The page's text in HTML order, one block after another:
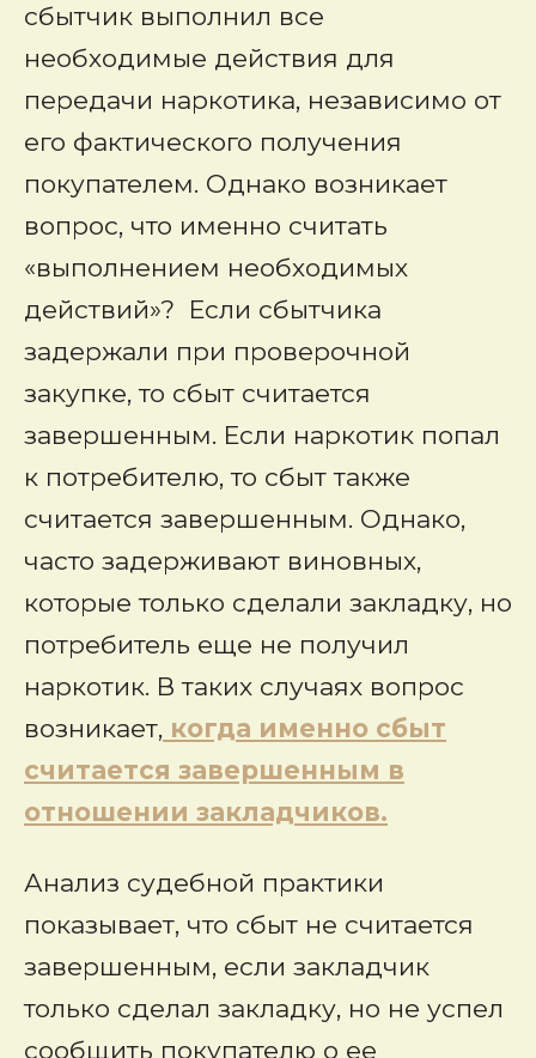
сбытчик выполнил все
необходимые действия для
передачи наркотика, независимо от
его фактического получения
покупателем. Однако возникает
вопрос, что именно считать
«выполнением необходимых
действий»? Если сбытчика
задержали при проверочной
закупке, то сбыт считается
завершенным. Если наркотик попал
к потребителю, то сбыт также
считается завершенным. Однако,
часто задерживают виновных,
которые только сделали закладку, но
потребитель еще не получил
наркотик. В таких случаях вопрос
возникает, когда именно сбыт
считается завершенным в
отношении закладчиков.
Анализ судебной практики
показывает, что сбыт не считается
завершенным, если закладчик
только сделал закладку, но не успел
сообщить покупателю о ее